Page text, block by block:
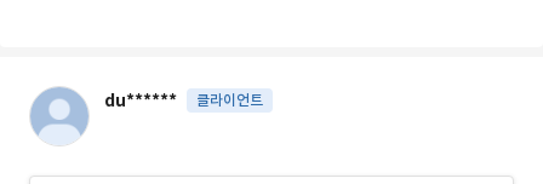
du****** 클라이언트